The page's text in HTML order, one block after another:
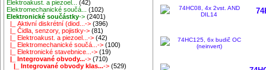
Elektroakust. a piezoel...
(42)
Elektromechanické součá...
(102)
Elektronické součástky-> (2401)
|_ Aktivní diskrétní (diod...-> (396)
|_ Čidla, senzory, pojistky-> (81)
|_ Elektroakust. a piezoel...-> (42)
|_ Elektromechanické součá...-> (100)
|_ Elektronické stavebnice...-> (19)
|_ Integrované obvody...-> (710)
|_ Integrované obvody klas...-> (529)